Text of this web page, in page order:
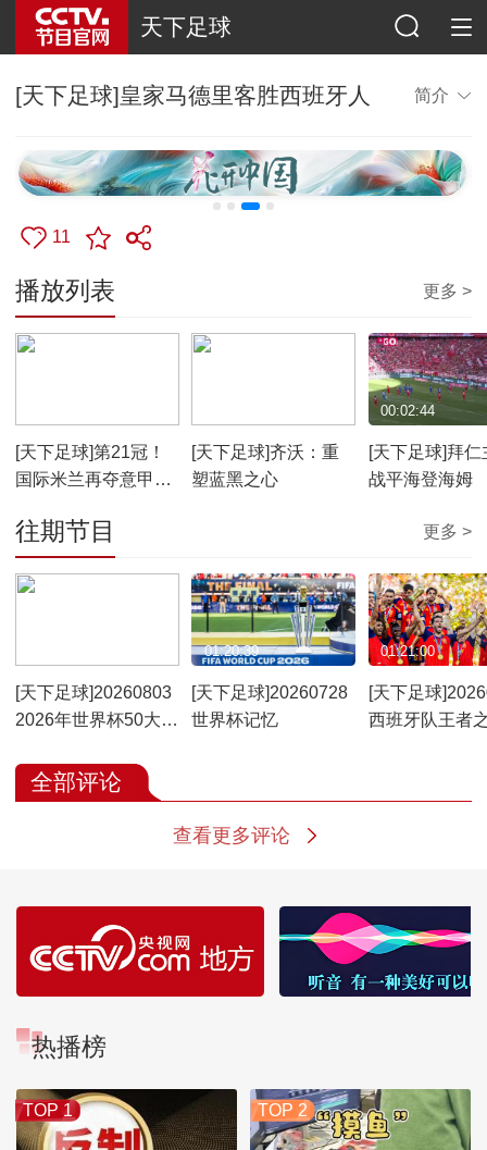
天下足球
[天下足球]皇家马德里客胜西班牙人 简介
11
播放列表 更多 >
[天下足球]第21冠！
国际米兰再夺意甲冠
[天下足球]齐沃：重
塑蓝黑之心
[天下足球]拜仁
战平海登海姆
00:02:44
往期节目 更多 >
[天下足球]20260803
2026年世界杯50大名
[天下足球]20260728
世界杯记忆
01:20:39
[天下足球
西班牙队王者
01:21:00
全部评论
查看更多评论
热播榜
TOP 1 TOP 2